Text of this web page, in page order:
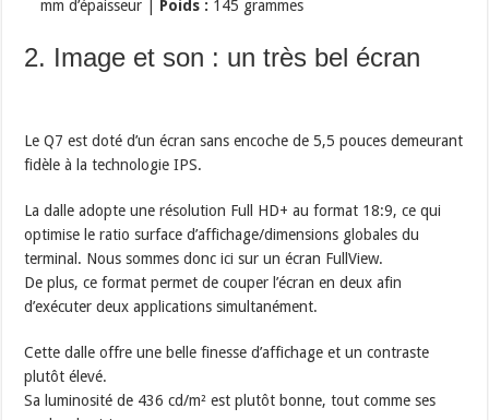
mm d’épaisseur | Poids : 145 grammes
2. Image et son : un très bel écran
Le Q7 est doté d’un écran sans encoche de 5,5 pouces demeurant
fidèle à la technologie IPS.
La dalle adopte une résolution Full HD+ au format 18:9, ce qui
optimise le ratio surface d’affichage/dimensions globales du
terminal. Nous sommes donc ici sur un écran FullView.
De plus, ce format permet de couper l’écran en deux afin
d’exécuter deux applications simultanément.
Cette dalle offre une belle finesse d’affichage et un contraste
plutôt élevé.
Sa luminosité de 436 cd/m² est plutôt bonne, tout comme ses